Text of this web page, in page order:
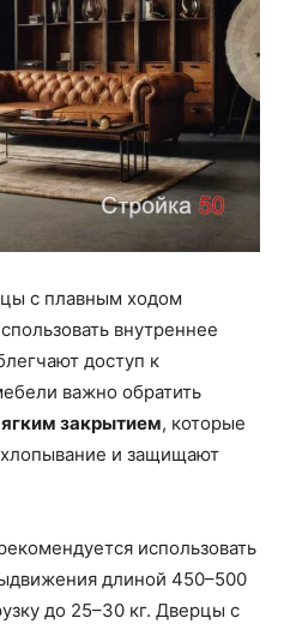
с плавным ходом
внутреннее
доступ к
важно обратить
закрытием, которые
и защищают
использовать
длиной 450–500
до 25–30 кг. Дверцы с